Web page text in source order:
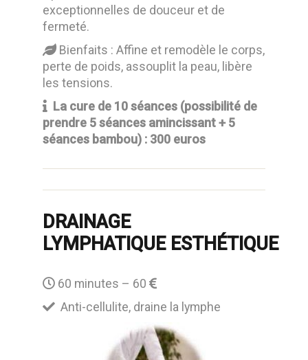
exceptionnelles de douceur et de
fermeté.
Bienfaits :Affine et remodèle le corps,
perte de poids, assouplit la peau, libère
les tensions.
La cure de 10 séances (possibilité de
prendre 5 séances amincissant + 5
séances bambou) : 300 euros
DRAINAGE
LYMPHATIQUE ESTHÉTIQUE
60 minutes – 60
Anti-cellulite, draine la lymphe